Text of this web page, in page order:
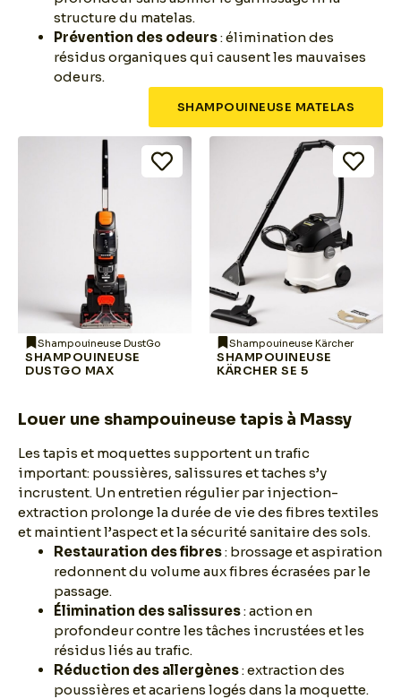
structure du matelas.
Prévention des odeurs: élimination des
résidus organiques qui causent les mauvaises
odeurs.
SHAMPOUINEUSE MATELAS
Shampouineuse DustGo
SHAMPOUINEUSE
DUSTGO MAX
Shampouineuse Kärcher
SHAMPOUINEUSE
KÄRCHER SE 5
Louer une shampouineuse tapis à Massy
Les tapis et moquettes supportent un trafic
important: poussières, salissures et taches s’y
incrustent. Un entretien régulier par injection-
extraction prolonge la durée de vie des fibres textiles
et maintient l’aspect et la sécurité sanitaire des sols.
Restauration des fibres: brossage et aspiration
redonnent du volume aux fibres écrasées par le
passage.
Élimination des salissures: action en
profondeur contre les tâches incrustées et les
résidus liés au trafic.
Réduction des allergènes: extraction des
poussières et acariens logés dans la moquette.